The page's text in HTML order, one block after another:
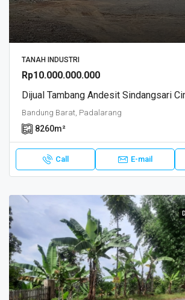
TANAH INDUSTRI
Rp10.000.000.000
Bandung Barat, Padalarang
8260m²
Call E-mail